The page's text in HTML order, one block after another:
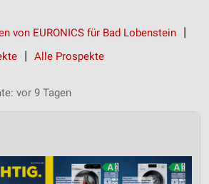
von EURONICS für Bad Lobenstein
Alle Prospekte
vor 9 Tagen